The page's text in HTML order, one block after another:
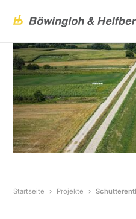
Startseite Projekte